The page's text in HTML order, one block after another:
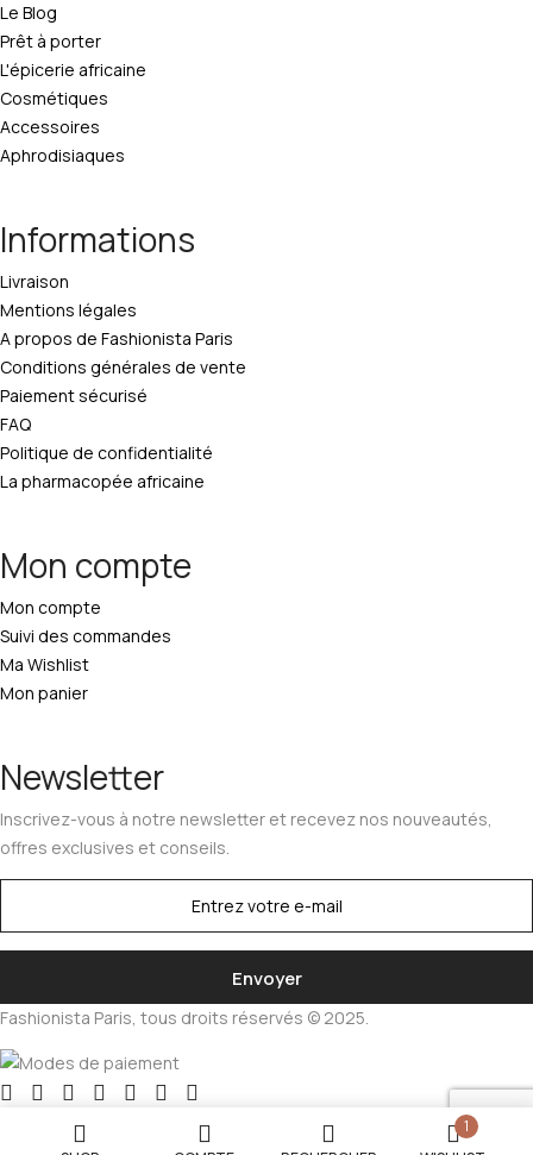
1
Le Blog
Prêt à porter
L'épicerie africaine
Cosmétiques
Accessoires
Aphrodisiaques
Informations
Livraison
Mentions légales
A propos de Fashionista Paris
Conditions générales de vente
Paiement sécurisé
FAQ
Politique de confidentialité
La pharmacopée africaine
Mon compte
Mon compte
Suivi des commandes
Ma Wishlist
Mon panier
Newsletter
Inscrivez-vous à notre newsletter et recevez nos nouveautés,
offres exclusives et conseils.
Fashionista Paris, tous droits réservés © 2025.